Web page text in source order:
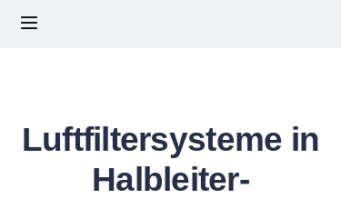
Luftfiltersysteme in
Halbleiter-
PRODUKTE